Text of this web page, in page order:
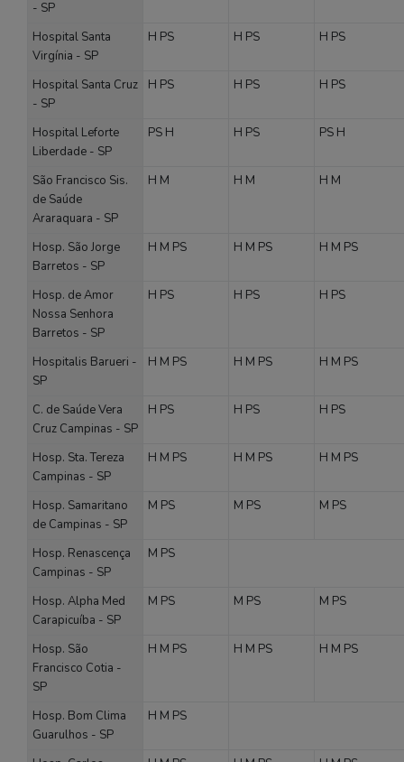
- SP
Hospital Santa
Virgínia - SP
H PS H PS H PS
Hospital Santa Cruz
- SP
H PS H PS H PS
Hospital Leforte
Liberdade - SP
PS H H PS PS H
São Francisco Sis.
de Saúde
Araraquara - SP
H M H M H M
Hosp. São Jorge
Barretos - SP
H M PS H M PS H M PS
Hosp. de Amor
Nossa Senhora
Barretos - SP
H PS H PS H PS
Hospitalis Barueri -
SP
H M PS H M PS H M PS
C. de Saúde Vera
Cruz Campinas - SP
H PS H PS H PS
Hosp. Sta. Tereza
Campinas - SP
H M PS H M PS H M PS
Hosp. Samaritano
de Campinas - SP
M PS M PS M PS
Hosp. Renascença
Campinas - SP
M PS
Hosp. Alpha Med
Carapicuíba - SP
M PS M PS M PS
Hosp. São
Francisco Cotia -
SP
H M PS H M PS H M PS
Hosp. Bom Clima
Guarulhos - SP
H M PS